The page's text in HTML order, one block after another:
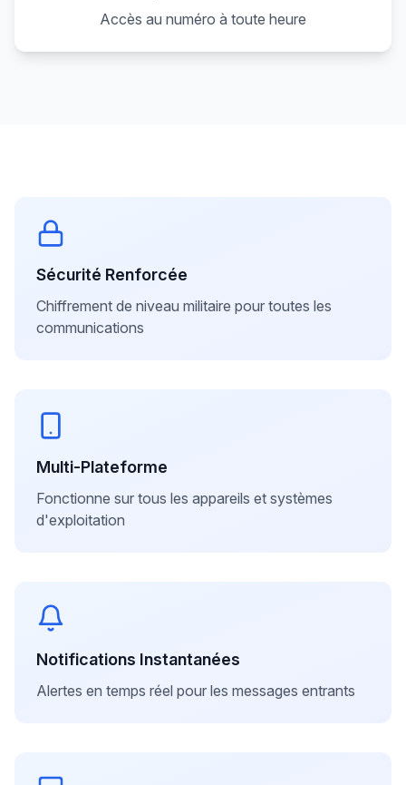
Accès au numéro à toute heure
Sécurité Renforcée
Chiffrement de niveau militaire pour toutes les
communications
Multi-Plateforme
Fonctionne sur tous les appareils et systèmes
d'exploitation
Notifications Instantanées
Alertes en temps réel pour les messages entrants